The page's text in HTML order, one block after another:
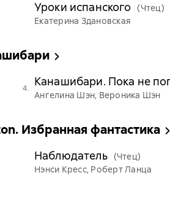
Уроки испанского (Чтец)
Екатерина Здановская
4. Канашибари. Пока не
Ангелина Шэн, Вероника Шэн
Избранная фантастика
Наблюдатель (Чтец)
Нэнси Кресс, Роберт Ланца